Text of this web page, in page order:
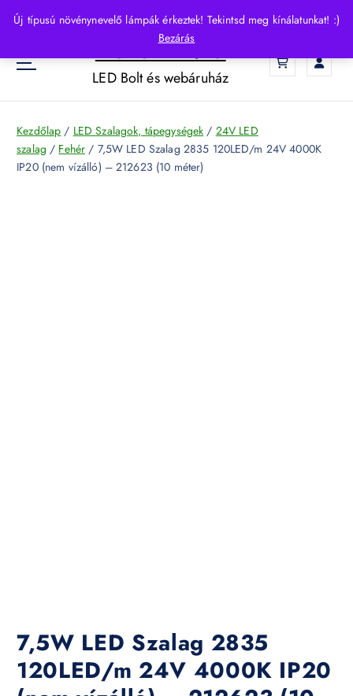
Új típusú növénynevelő lámpák érkeztek! Tekintsd meg kínálatunkat! :)
Bezárás
p
o
HelloLED.hu
LED Bolt és webáruház
Kezdőlap / LED Szalagok, tápegységek / 24V LED
szalag / Fehér / 7,5W LED Szalag 2835 120LED/m 24V 4000K
IP20 (nem vízálló) – 212623 (10 méter)
7,5W LED Szalag 2835
120LED/m 24V 4000K IP20